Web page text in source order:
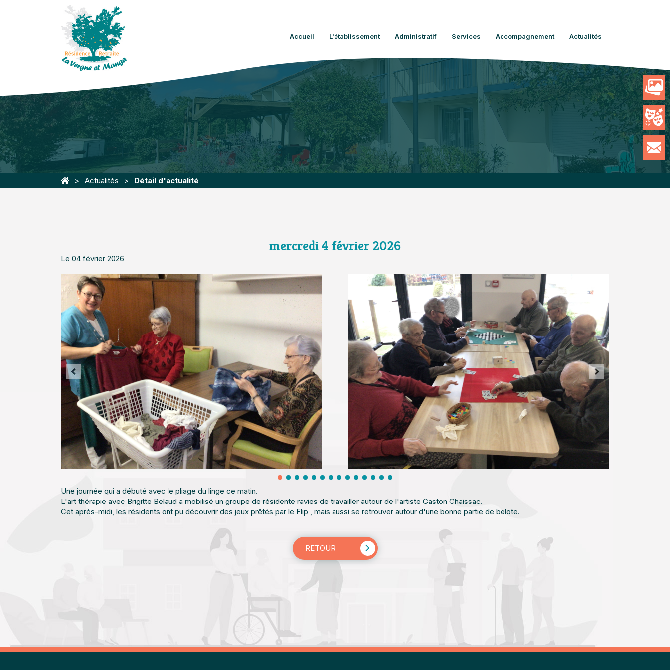
Accueil L'établissement Administratif Services Accompagnement Actualités
Actualités Détail d'actualité
mercredi 4 février 2026
Le 04 février 2026
Une journée qui a débuté avec le pliage du linge ce matin.
L'art thérapie avec Brigitte Belaud a mobilisé un groupe de résidente ravies de travailler autour de l'artiste Gaston Chaissac.
Cet après-midi, les résidents ont pu découvrir des jeux prêtés par le Flip , mais aussi se retrouver autour d'une bonne partie de belote.
RETOUR